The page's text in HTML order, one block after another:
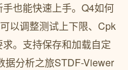
也能快速上手。Q4如何
以调整测试上下限、Cpk
。支持保存和加载自定
据分析之旅STDF-Viewer